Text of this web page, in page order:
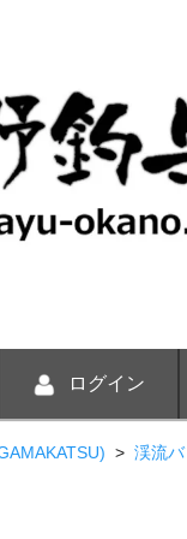
ログイン
> 渓流バ